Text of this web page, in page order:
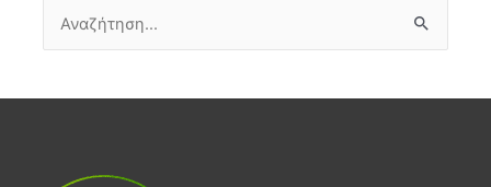
Αναζήτηση
για: